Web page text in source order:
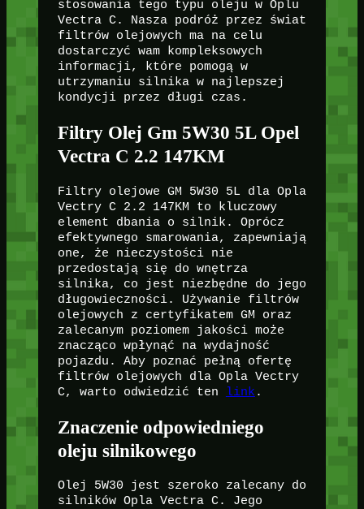
stosowania tego typu oleju w Oplu
Vectra C. Nasza podróż przez świat
filtrów olejowych ma na celu
dostarczyć wam kompleksowych
informacji, które pomogą w
utrzymaniu silnika w najlepszej
kondycji przez długi czas.
Filtry Olej Gm 5W30 5L Opel
Vectra C 2.2 147KM
Filtry olejowe GM 5W30 5L dla Opla
Vectry C 2.2 147KM to kluczowy
element dbania o silnik. Oprócz
efektywnego smarowania, zapewniają
one, że nieczystości nie
przedostają się do wnętrza
silnika, co jest niezbędne do jego
długowieczności. Używanie filtrów
olejowych z certyfikatem GM oraz
zalecanym poziomem jakości może
znacząco wpłynąć na wydajność
pojazdu. Aby poznać pełną ofertę
filtrów olejowych dla Opla Vectry
C, warto odwiedzić ten
link .
Znaczenie odpowiedniego
oleju silnikowego
Olej 5W30 jest szeroko zalecany do
silników Opla Vectra C. Jego